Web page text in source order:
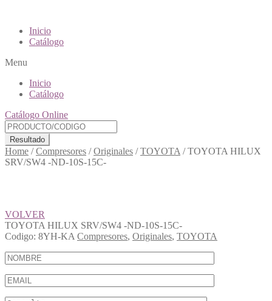
Inicio
Catálogo
Menu
Inicio
Catálogo
Catálogo Online
Resultado
Home /Compresores /Originales /TOYOTA /TOYOTA HILUX
SRV/SW4 -ND-10S-15C-
VOLVER
TOYOTA HILUX SRV/SW4 -ND-10S-15C-
Codigo: 8YH-KA Compresores, Originales, TOYOTA